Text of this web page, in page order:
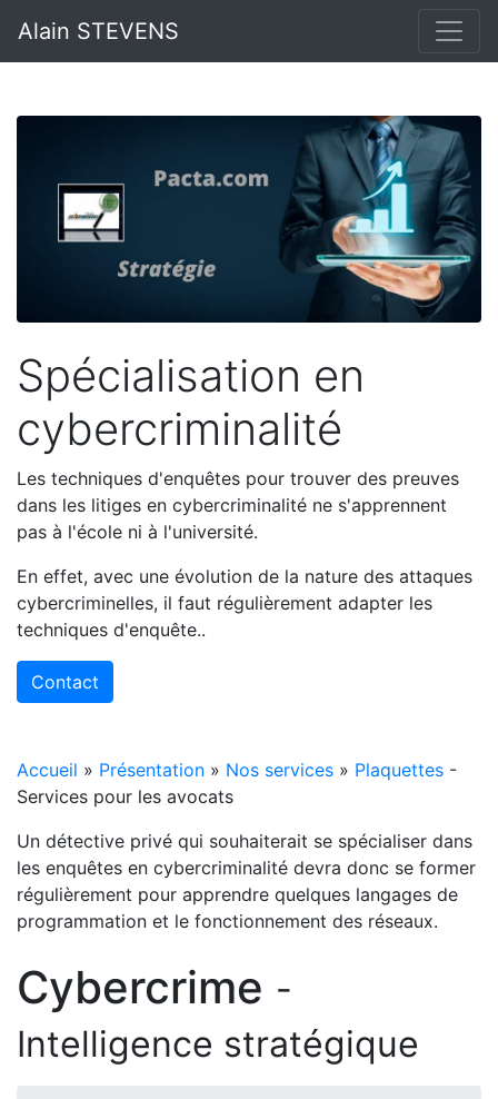
Alain STEVENS
Spécialisation en
cybercriminalité
Les techniques d'enquêtes pour trouver des preuves
dans les litiges en cybercriminalité ne s'apprennent
pas à l'école ni à l'université.
En effet, avec une évolution de la nature des attaques
cybercriminelles, il faut régulièrement adapter les
techniques d'enquête..
Contact
Accueil » Présentation » Nos services » Plaquettes -
Services pour les avocats
Un détective privé qui souhaiterait se spécialiser dans
les enquêtes en cybercriminalité devra donc se former
régulièrement pour apprendre quelques langages de
programmation et le fonctionnement des réseaux.
Cybercrime -
Intelligence stratégique